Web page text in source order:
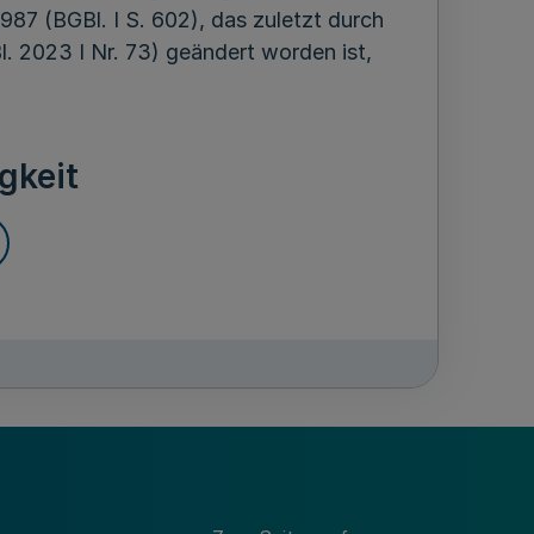
(BGBl. I S. 602), das zuletzt durch
2023 I Nr. 73) geändert worden ist,
4 und 5 des
2024 I Nr. 109) wird auf die